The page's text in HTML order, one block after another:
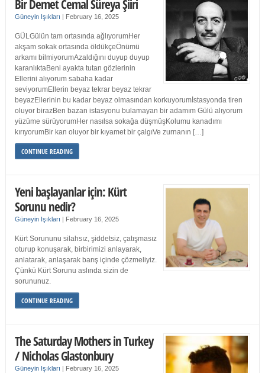
Bir Demet Cemal Süreya Şiiri
Güneyin Işıkları | February 16, 2025
GÜLGülün tam ortasında ağlıyorumHer
akşam sokak ortasında öldükçeÖnümü
arkamı bilmiyorumAzaldığını duyup duyup
karanlıktaBeni ayakta tutan gözlerinin
Ellerini alıyorum sabaha kadar
seviyorumEllerin beyaz tekrar beyaz tekrar
beyazEllerinin bu kadar beyaz olmasından korkuyorumİstasyonda tiren
oluyor birazBen bazan istasyonu bulamayan bir adamım Gülü alıyorum
yüzüme sürüyorumHer nasılsa sokağa düşmüşKolumu kanadımı
kırıyorumBir kan oluyor bir kıyamet bir çalgıVe zurnanın […]
CONTINUE READING
Yeni başlayanlar için: Kürt
Sorunu nedir?
Güneyin Işıkları | February 16, 2025
Kürt Sorununu silahsız, şiddetsiz, çatışmasız
oturup konuşarak, birbirimizi anlayarak,
anlatarak, anlaşarak barış içinde çözmeliyiz.
Çünkü Kürt Sorunu aslında sizin de
sorununuz.
CONTINUE READING
The Saturday Mothers in Turkey
/ Nicholas Glastonbury
Güneyin Işıkları | February 16, 2025